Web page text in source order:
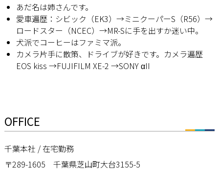
あだ名は姉さんです。
愛車遍歴：シビック（EK3）→ミニクーパーS（R56）→
ロードスター（NCEC）→MR-Sに手を出すか迷い中。
犬派でコーヒーはファミマ派。
カメラ片手に散策、ドライブが好きです。カメラ遍歴
EOS kiss →FUJIFILM XE-2 →SONY αII
OFFICE
千葉本社 / 在宅勤務
〒289-1605 千葉県芝山町大台3155-5